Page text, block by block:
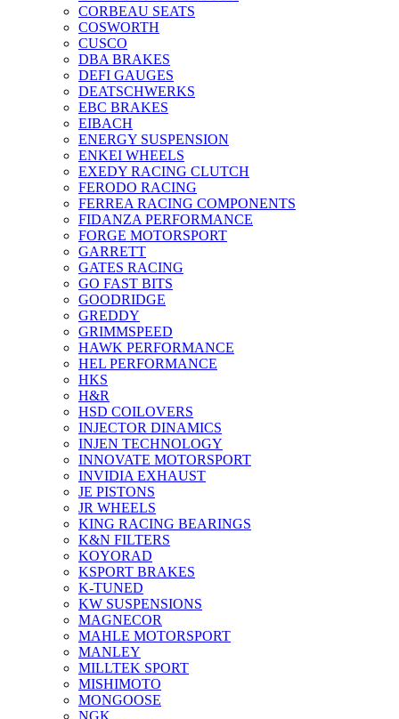
CORBEAU SEATS
COSWORTH
CUSCO
DBA BRAKES
DEFI GAUGES
DEATSCHWERKS
EBC BRAKES
EIBACH
ENERGY SUSPENSION
ENKEI WHEELS
EXEDY RACING CLUTCH
FERODO RACING
FERREA RACING COMPONENTS
FIDANZA PERFORMANCE
FORGE MOTORSPORT
GARRETT
GATES RACING
GO FAST BITS
GOODRIDGE
GREDDY
GRIMMSPEED
HAWK PERFORMANCE
HEL PERFORMANCE
HKS
H&R
HSD COILOVERS
INJECTOR DINAMICS
INJEN TECHNOLOGY
INNOVATE MOTORSPORT
INVIDIA EXHAUST
JE PISTONS
JR WHEELS
KING RACING BEARINGS
K&N FILTERS
KOYORAD
KSPORT BRAKES
K-TUNED
KW SUSPENSIONS
MAGNECOR
MAHLE MOTORSPORT
MANLEY
MILLTEK SPORT
MISHIMOTO
MONGOOSE
NGK